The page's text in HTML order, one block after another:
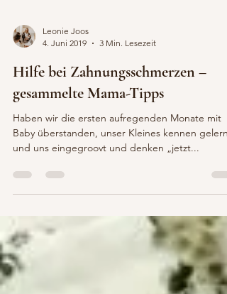
Leonie Joos
4. Juni 2019
3 Min. Lesezeit
Hilfe bei Zahnungsschmerzen –
gesammelte Mama-Tipps
Haben wir die ersten aufregenden Monate mit
und uns eingegroovt und denken „jetzt...